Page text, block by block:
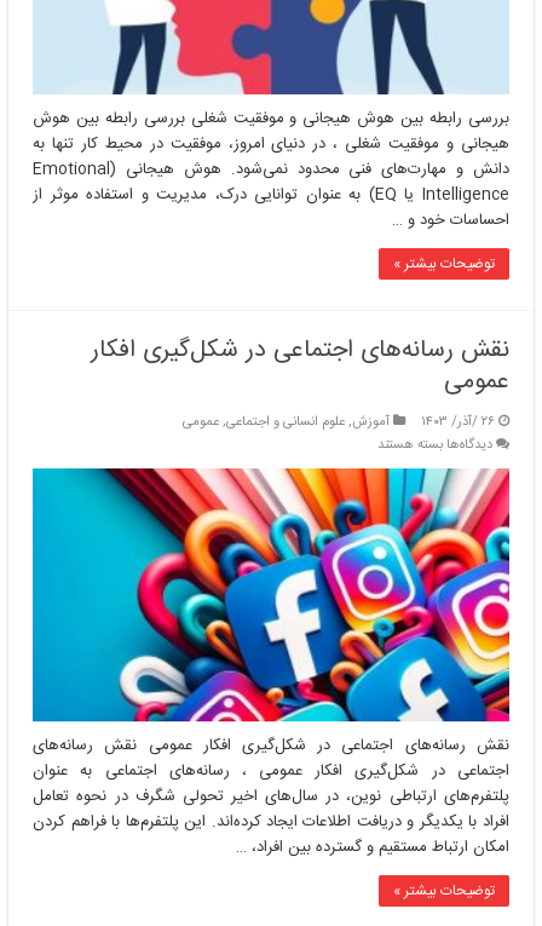
بررسی رابطه بین هوش هیجانی و موفقیت شغلی بررسی رابطه بین هوش
هیجانی و موفقیت شغلی ، در دنیای امروز، موفقیت در محیط کار تنها به
دانش و مهارت‌های فنی محدود نمی‌شود. هوش هیجانی (Emotional
Intelligence یا EQ) به عنوان توانایی درک، مدیریت و استفاده موثر از
احساسات خود و …
توضیحات بیشتر »
نقش رسانه‌های اجتماعی در شکل‌گیری افکار
عمومی
۲۶ /آذر/ ۱۴۰۳ آموزش,علوم انسانی و اجتماعی,عمومی
دیدگاه‌هابرای
نقش
رسانه‌های
اجتماعی
در
شکل‌گیری
افکار
عمومی
بسته هستند
نقش رسانه‌های اجتماعی در شکل‌گیری افکار عمومی نقش رسانه‌های
اجتماعی در شکل‌گیری افکار عمومی ، رسانه‌های اجتماعی به عنوان
پلتفرم‌های ارتباطی نوین، در سال‌های اخیر تحولی شگرف در نحوه تعامل
افراد با یکدیگر و دریافت اطلاعات ایجاد کرده‌اند. این پلتفرم‌ها با فراهم کردن
امکان ارتباط مستقیم و گسترده بین افراد، …
توضیحات بیشتر »